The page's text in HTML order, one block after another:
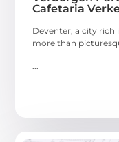
Cafetaria
Deventer, a city
more than